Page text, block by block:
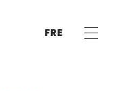
FRE